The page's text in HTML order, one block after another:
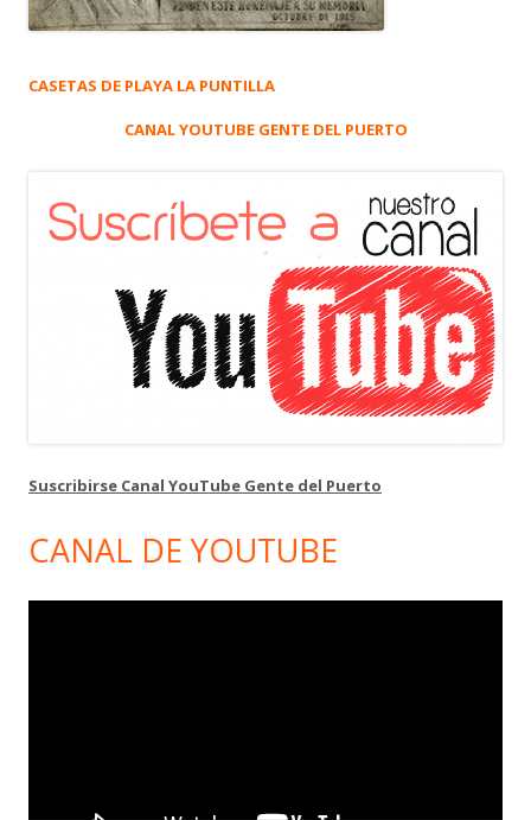
CASETAS DE PLAYA LA PUNTILLA
CANAL YOUTUBE GENTE DEL PUERTO
Suscribirse Canal YouTube Gente del Puerto
CANAL DE YOUTUBE